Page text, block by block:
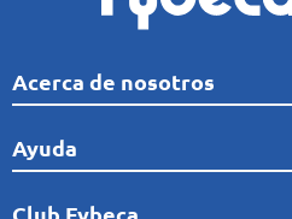
Acerca de nosotros
Quiénes Somos
Línea de tiempo
Ayuda
Preguntas frecuentes